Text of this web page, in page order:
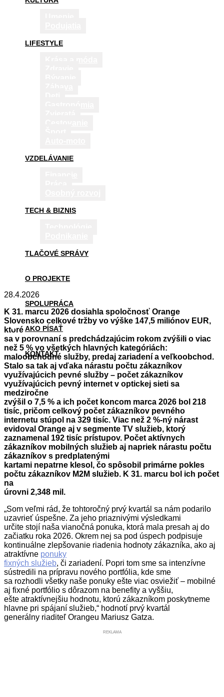
LIFESTYLE
VZDELÁVANIE
TECH & BIZNIS
TLAČOVÉ SPRÁVY
O PROJEKTE
SPOLUPRÁCA
AKO PÍSAŤ
KONTAKT
28.4.2026
K 31. marcu 2026 dosiahla spoločnosť Orange
Slovensko celkové tržby vo výške 147,5 miliónov EUR,
ktoré
sa v porovnaní s predchádzajúcim rokom zvýšili o viac
než 5 % vo všetkých hlavných kategóriách:
maloobchodné služby, predaj zariadení a veľkoobchod.
Stalo sa tak aj vďaka nárastu počtu zákazníkov
využívajúcich pevné služby – počet zákazníkov
využívajúcich pevný internet v optickej sieti sa
medziročne
zvýšil o 7,5 % a ich počet koncom marca 2026 bol 218
tisíc, pričom celkový počet zákazníkov pevného
internetu stúpol na 329 tisíc. Viac než 2 %-ný nárast
evidoval Orange aj v segmente TV služieb, ktorý
zaznamenal 192 tisíc prístupov. Počet aktívnych
zákazníkov mobilných služieb aj napriek nárastu počtu
zákazníkov s predplatenými
kartami nepatrne klesol, čo spôsobil primárne pokles
počtu zákazníkov M2M služieb. K 31. marcu bol ich počet
na
úrovni 2,348 mil.
„Som veľmi rád, že tohtoročný prvý kvartál sa nám podarilo
uzavrieť úspešne. Za jeho priaznivými výsledkami
určite stojí naša vianočná ponuka, ktorá mala presah aj do
začiatku roka 2026. Okrem nej sa pod úspech podpisuje
kontinuálne zlepšovanie riadenia hodnoty zákazníka, ako aj
atraktívne ponuky
fixných služieb, či zariadení. Popri tom sme sa intenzívne
sústredili na prípravu nového portfólia, kde sme
sa rozhodli všetky naše ponuky ešte viac osviežiť – mobilné
aj fixné portfólio s dôrazom na benefity a vyššiu,
ešte atraktívnejšiu hodnotu, ktorú zákazníkom poskytneme
hlavne pri spájaní služieb,“ hodnotí prvý kvartál
generálny riaditeľ Orangeu Mariusz Gatza.
REKLAMA